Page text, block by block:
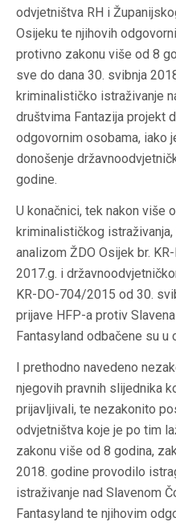
odvjetništva RH i
Osijeku te njihovih
protivno zakonu više od 8
sve do dana 30. svibnja
kriminalističko istraživanje
društvima Fantazija projekt
odgovornim osobama, iako
donošenje
godine.
U konačnici, tek nakon više
kriminalističkog
analizom ŽDO Osijek br.
2017.g. i
KR-DO-704/2015 od 30.
prijave HFP-a protiv
Fantasyland odbačene su
I prethodno navedeno
njegovih pravnih slijednika
prijavljivali, te nezakonito
odvjetništva koje je po tim
zakonu više od 8 godina,
2018. godine provodilo
istraživanje nad Slavenom
Fantasyland te njihovim